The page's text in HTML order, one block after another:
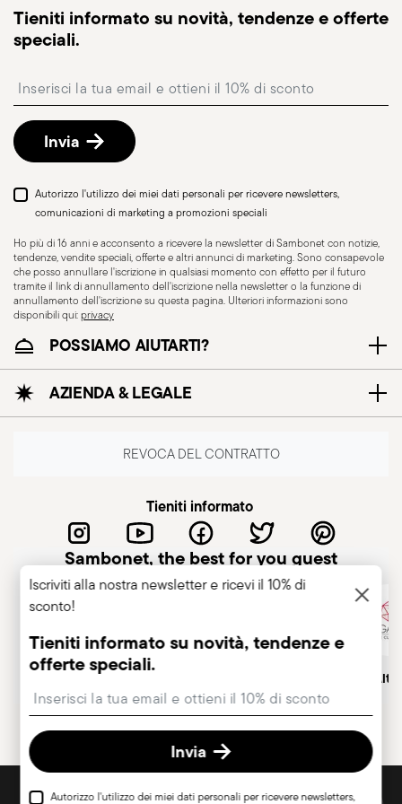
riceverai un link di tracciamento per monitorare la
consegna.
presso Punto di Ritiro, selezionabile al checkout.
Reso gratuito entro 30 giornidalla data di
spedizione/fatturazione seguendo la procedura
indicata nella pagina
Tieniti informato su novità, tendenze e offerte
speciali.
Invia
Autorizzo l'utilizzo dei miei dati personali per ricevere newsletters,
comunicazioni di marketing a promozioni speciali
Ho più di 16 anni e acconsento a ricevere la newsletter di Sambonet con notizie,
tendenze, vendite speciali, offerte e altri annunci di marketing. Sono consapevole
che posso annullare l'iscrizione in qualsiasi momento con effetto per il futuro
tramite il link di annullamento dell'iscrizione nella newsletter o la funzione di
annullamento dell'iscrizione su questa pagina. Ulteriori informazioni sono
disponibili qui:privacy
POSSIAMO AIUTARTI?
AZIENDA & LEGALE
REVOCA DEL CONTRATTO
Tieniti informato
Sambonet, the best for you guest
Azienda italiana Socio
Iscriviti alla nostra newsletter e ricevi il 10% di
sconto!
Tieniti informato su novità, tendenze e
offerte speciali.
Invia
Autorizzo l'utilizzo dei miei dati personali per ricevere newsletters,